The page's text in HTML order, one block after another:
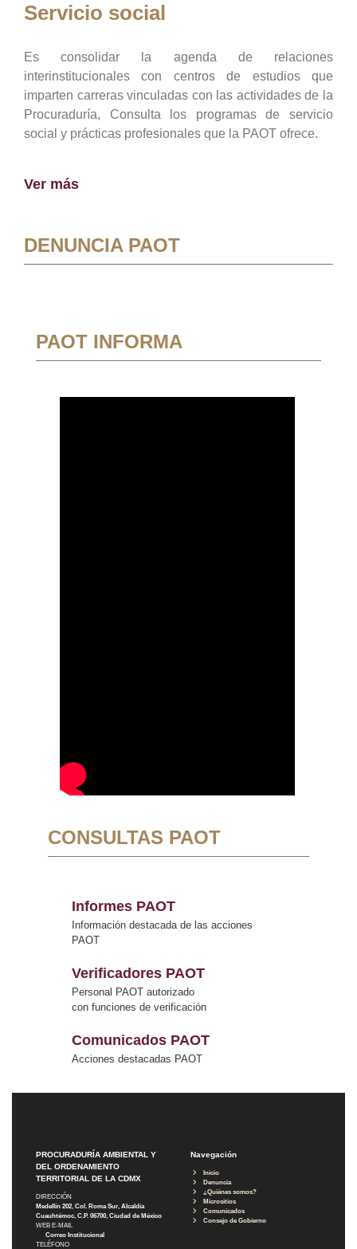
Servicio social
Es consolidar la agenda de relaciones
interinstitucionales con centros de estudios que
imparten carreras vinculadas con las actividades de la
Procuraduría, Consulta los programas de servicio
social y prácticas profesionales que la PAOT ofrece.
Ver más
DENUNCIA PAOT
PAOT INFORMA
CONSULTAS PAOT
Informes PAOT
Información destacada de las acciones
PAOT
Verificadores PAOT
Personal PAOT autorizado
con funciones de verificación
Comunicados PAOT
Acciones destacadas PAOT
PROCURADURÍA AMBIENTAL Y
DEL ORDENAMIENTO
TERRITORIAL DE LA CDMX
DIRECCIÓN
Medellín 202, Col. Roma Sur, Alcaldía
Cuauhtémoc, C.P. 06700, Ciudad de México
WEB E-MAIL
Correo Institucional
TELÉFONO
Navegación
Inicio
Denuncia
¿Quiénes somos?
Micrositios
Comunicados
Consejo de Gobierno